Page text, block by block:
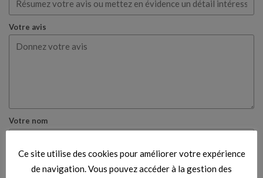
Votre avis
Votre nom
Ce site utilise des cookies pour améliorer votre expérience
de navigation. Vous pouvez accéder à la gestion des